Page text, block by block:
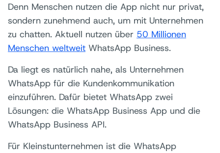
Denn Menschen nutzen die App nicht nur privat,
sondern zunehmend auch, um mit Unternehmen
zu chatten. Aktuell nutzen über 50 Millionen
Menschen weltweit WhatsApp Business.
Da liegt es natürlich nahe, als Unternehmen
WhatsApp für die Kundenkommunikation
einzuführen. Dafür bietet WhatsApp zwei
Lösungen: die WhatsApp Business App und die
WhatsApp Business API.
Für Kleinstunternehmen ist die WhatsApp